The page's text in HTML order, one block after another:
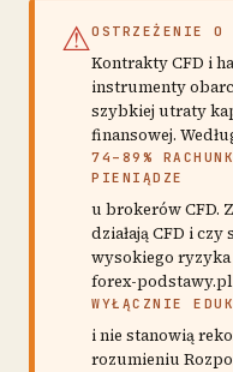
⚠OSTRZEŻENIE O
Kontrakty CFD i
instrumenty
szybkiej utraty
finansowej.
74–89%
PIENIĄDZE
u brokerów CFD.
działają CFD i czy
wysokiego
forex-
WYŁĄCZNIE
i nie stanowią
rozumieniu